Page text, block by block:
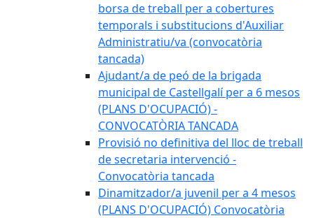
borsa de treball per a cobertures
temporals i substitucions d'Auxiliar
Administratiu/va (convocatòria
tancada)
Ajudant/a de peó de la brigada
municipal de Castellgalí per a 6 mesos
(PLANS D'OCUPACIÓ) -
CONVOCATÒRIA TANCADA
Provisió no definitiva del lloc de treball
de secretaria intervenció -
Convocatòria tancada
Dinamitzador/a juvenil per a 4 mesos
(PLANS D'OCUPACIÓ) Convocatòria